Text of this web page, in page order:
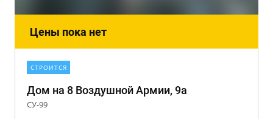
Цены пока нет
СТРОИТСЯ
Дом на 8 Воздушной Армии, 9а
СУ-99